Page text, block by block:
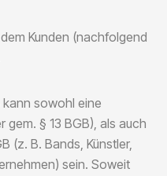
Kunden (nachfolgend
kann sowohl eine
gem. § 13 BGB), als auch
(z. B. Bands, Künstler,
sein. Soweit